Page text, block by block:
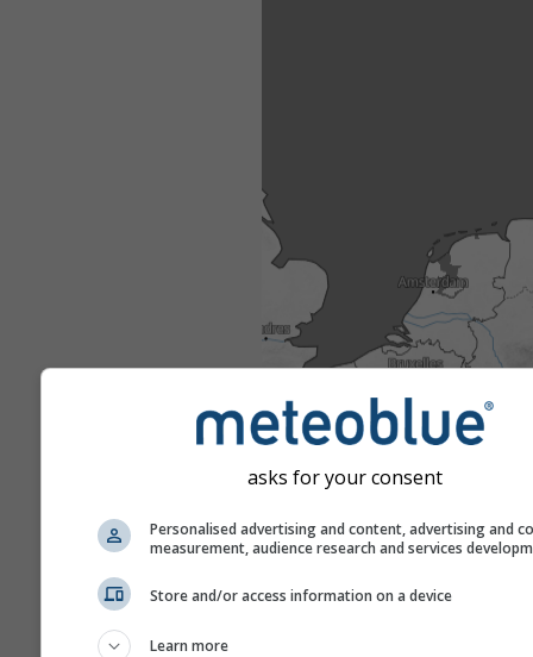
asks for your consent
Personalised advertising and content, advertising and
measurement, audience research and services
Store and/or access information on a device
Learn more